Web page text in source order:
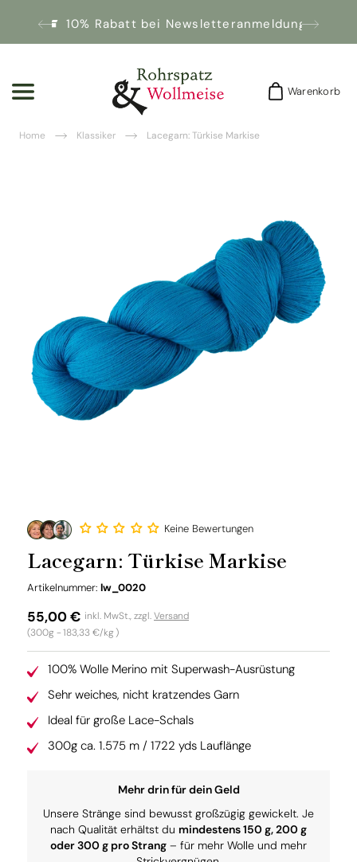
10% Rabatt bei Newsletteranmeldung!
Warenkorb
Warenkorb
Home Klassiker Lacegarn: Türkise Markise
Keine Bewertungen
Lacegarn: Türkise Markise
Artikelnummer: SKU:
lw_0020
Normaler
Preis
55,00 €
(300g -Grundpreis
183,33 €/kg)
inkl. MwSt., zzgl.Versand
100% Wolle Merino mit Superwash-Ausrüstung
Sehr weiches, nicht kratzendes Garn
Ideal für große Lace-Schals
300g ca. 1.575 m / 1722 yds Lauflänge
Mehr drin für dein Geld
Unsere Stränge sind bewusst großzügig gewickelt. Je
nach Qualität erhältst du mindestens 150 g, 200 g
oder 300 g pro Strang – für mehr Wolle und mehr